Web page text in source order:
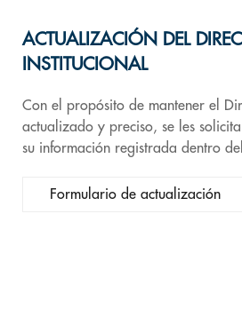
ACTUALIZACIÓN DEL
INSTITUCIONAL
Con el propósito de mantener el
actualizado y preciso, se les
su información registrada dentro
Formulario de actualización